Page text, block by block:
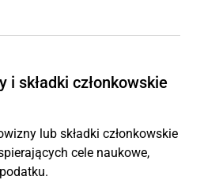
i składki członkowskie
lub składki członkowskie
cele naukowe,